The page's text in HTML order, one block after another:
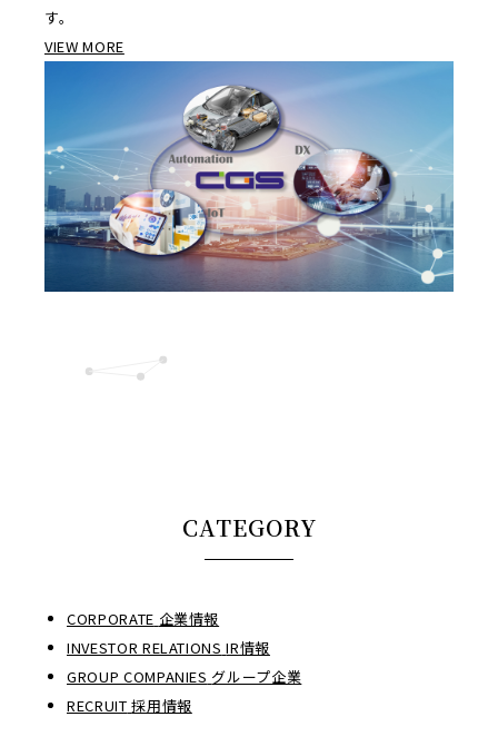
す。
VIEW MORE
CATEGORY
CORPORATE 企業情報
INVESTOR RELATIONS IR情報
GROUP COMPANIES グループ企業
RECRUIT 採用情報